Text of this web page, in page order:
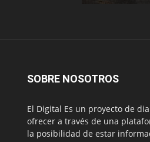
SOBRE NOSOTROS
El Digital Es un proyecto de
ofrecer a través de una
la posibilidad de estar